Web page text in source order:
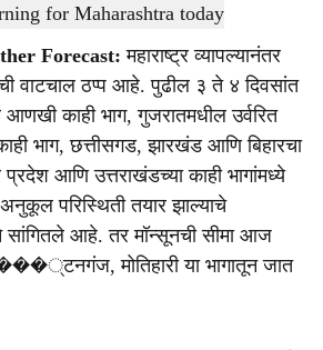
today-Agrowon
Forecast: महाराष्ट्र व्यापल्यानंतर
वाटचाल ठप्प आहे. पुढील ३ ते ४ दिवसांत
आणखी काही भाग, गुजरातमधील उर्वरित
भाग, छत्तीसगड, झारखंड आणि बिहारचा
प्रदेश आणि उत्तराखंडच्या काही भागांमध्ये
परिस्थिती तयार झाल्याचे
सांगितले आहे. तर मॉन्सूनची सीमा आज
मोतिहारी या भागातून जात